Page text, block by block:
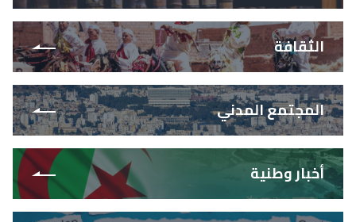
الثقافة
المجتمع المدني
أخبار وطنية